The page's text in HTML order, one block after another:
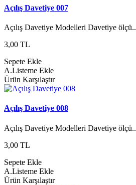
Açılış Davetiye 007
Açılış Davetiye Modelleri Davetiye ölçü..
3,00 TL
Sepete Ekle
A.Listeme Ekle
Ürün Karşılaştır
Açılış Davetiye 008
Açılış Davetiye Modelleri Davetiye ölçü..
3,00 TL
Sepete Ekle
A.Listeme Ekle
Ürün Karşılaştır